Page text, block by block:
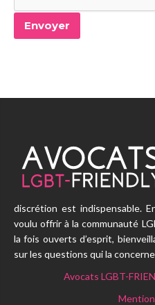
discrétion est indispensable.
voulu offrir à la communauté
la fois ouverts d’esprit,
sur les questions qui la
Avocats LGBT-